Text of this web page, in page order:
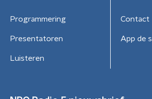
Programmering
Presentatoren
Luisteren
Contact
App de